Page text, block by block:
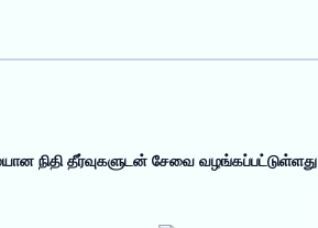
நிதி தீர்வுகளுடன் சேவை வழங்கப்பட்டுள்ளது